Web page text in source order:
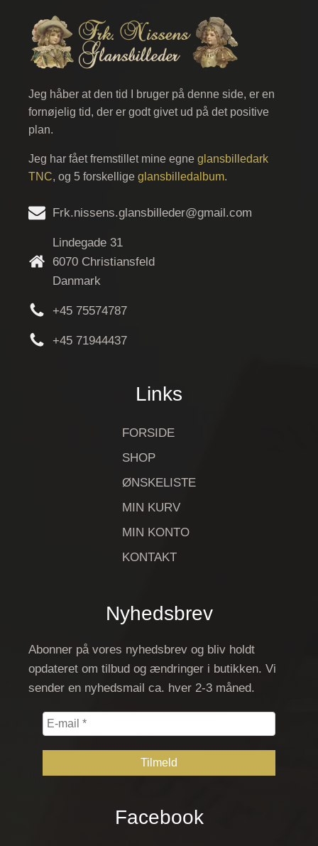
Jeg håber at den tid I bruger på denne side, er en
fornøjelig tid, der er godt givet ud på det positive
plan.
Jeg har fået fremstillet mine egne glansbilledark
TNC, og 5 forskellige glansbilledalbum.
Frk.nissens.glansbilleder@gmail.com
Lindegade 31
6070 Christiansfeld
Danmark
+45 75574787
+45 71944437
Links
FORSIDE
SHOP
ØNSKELISTE
MIN KURV
MIN KONTO
KONTAKT
Nyhedsbrev
Abonner på vores nyhedsbrev og bliv holdt
opdateret om tilbud og ændringer i butikken. Vi
sender en nyhedsmail ca. hver 2-3 måned.
E-
mail
Facebook